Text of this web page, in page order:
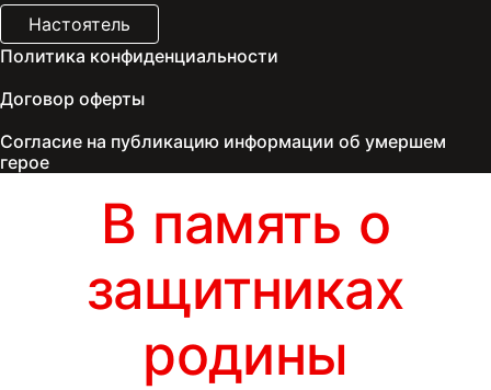
Настоятель
Политика конфиденциальности
Договор оферты
Согласие на публикацию информации об умершем
герое
В память о
защитниках
родины